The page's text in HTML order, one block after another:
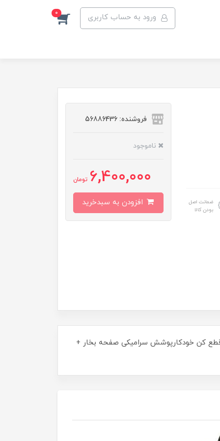
ورود به حساب کاربری 0
ضمانت اصل
بودن کالا
فروشنده: 56886436
ناموجود
6,400,000 تومان
در دقیقه سیستم ایمنی هوشمند و قطع کن خودکارپوشش سرامیکی صفحه بخار +